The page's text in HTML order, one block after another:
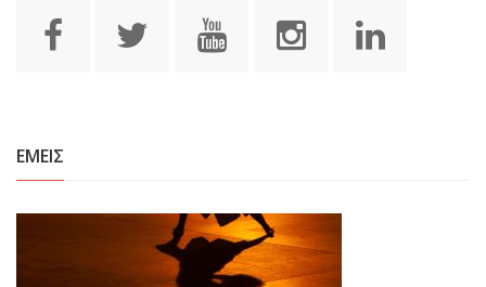
ΕΜΕΙΣ